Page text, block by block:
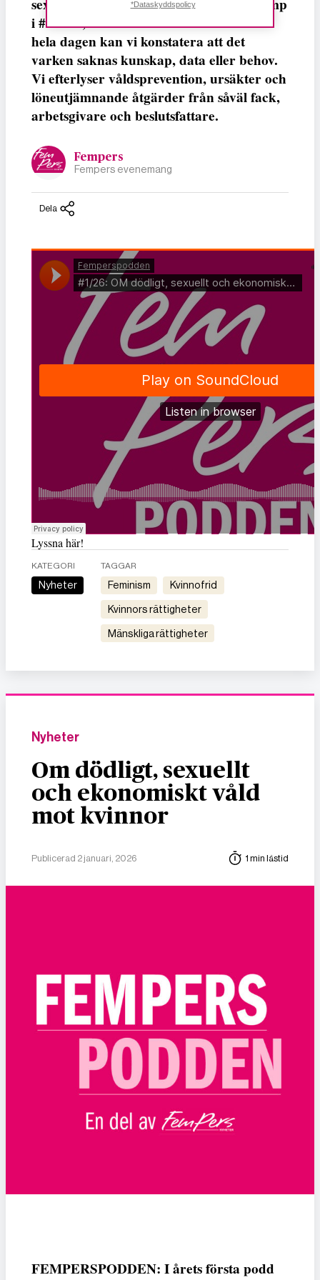
sexuella och det ekonomiska. Med avstamp
i #metoo, en vecka fri från våld och Lön
hela dagen kan vi konstatera att det
varken saknas kunskap, data eller behov.
Vi efterlyser våldsprevention, ursäkter och
löneutjämnande åtgärder från såväl fack,
arbetsgivare och beslutsfattare.
Fempers
Fempers evenemang
Dela
Lyssna här!
KATEGORI
Nyheter
TAGGAR
feminism kvinnofrid
kvinnors rättigheter
mänskliga rättigheter
Nyheter
Om dödligt, sexuellt
och ekonomiskt våld
mot kvinnor
Publicerad 2 januari, 2026 1 min lästid
FEMPERSPODDEN: I årets första podd
*Dataskyddspolicy